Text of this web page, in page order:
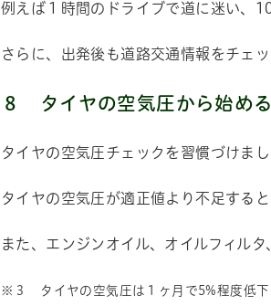
例えば１時間のドライブで道に迷い、
さらに、出発後も道路交通情報をチェ
８ タイヤの空気圧から始め
タイヤの空気圧チェックを習慣づけま
タイヤの空気圧が適正値より不足する
また、エンジンオイル、オイルフィル
※３ タイヤの空気圧は１ヶ月で5%程度低下